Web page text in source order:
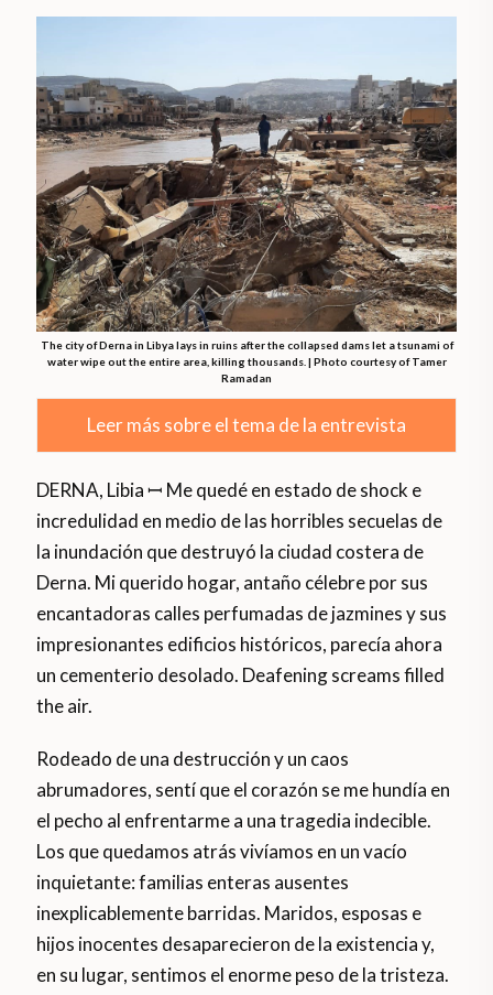
The city of Derna in Libya lays in ruins after the collapsed dams let a tsunami of
water wipe out the entire area, killing thousands. | Photo courtesy of Tamer
Ramadan
Leer más sobre el tema de la entrevista
DERNA, Libia ꟷ Me quedé en estado de shock e
incredulidad en medio de las horribles secuelas de
la inundación que destruyó la ciudad costera de
Derna. Mi querido hogar, antaño célebre por sus
encantadoras calles perfumadas de jazmines y sus
impresionantes edificios históricos, parecía ahora
un cementerio desolado. Deafening screams filled
the air.
Rodeado de una destrucción y un caos
abrumadores, sentí que el corazón se me hundía en
el pecho al enfrentarme a una tragedia indecible.
Los que quedamos atrás vivíamos en un vacío
inquietante: familias enteras ausentes
inexplicablemente barridas. Maridos, esposas e
hijos inocentes desaparecieron de la existencia y,
en su lugar, sentimos el enorme peso de la tristeza.